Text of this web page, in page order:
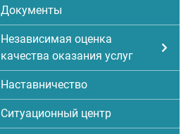
Документы
Независимая оценка
качества оказания услуг
Наставничество
Ситуационный центр